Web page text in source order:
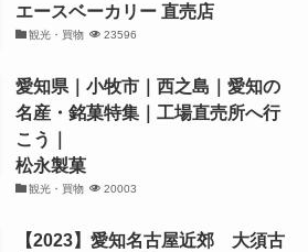
エースベーカリー 直売店
観光・買物 23596
愛知県｜小牧市｜西之島｜愛知の
名産・銘菓特集｜工場直売所へ行
こう｜
松永製菓
観光・買物 20003
【2023】愛知名古屋近郊 大須古